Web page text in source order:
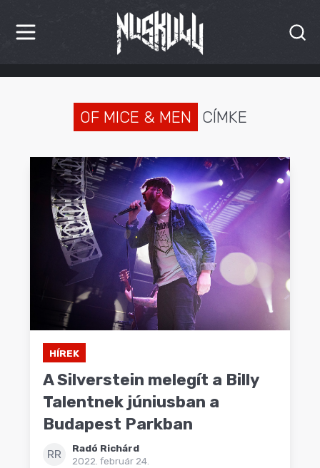
HÍREK
INTERJÚK
PREMIEREK
OF MICE & MEN CÍMKE
HÍREK
A Silverstein melegít a Billy
Talentnek júniusban a
Budapest Parkban
RR
Radó Richárd
2022. február 24.